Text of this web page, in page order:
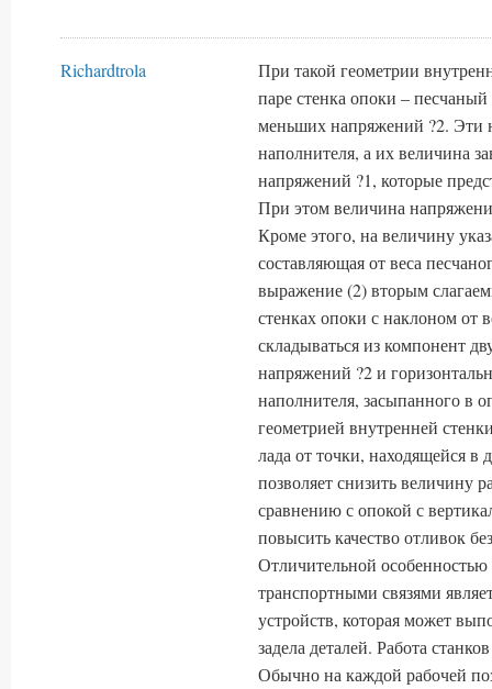
Richardtrola
При такой геометрии
паре стенка опоки –
меньших напряжений ?2. Эти
наполнителя, а их величина
напряжений ?1, которые
При этом величина
Кроме этого, на величину
составляющая от веса
выражение (2) вторым
стенках опоки с наклоном от
складываться из компонент
напряжений ?2 и
наполнителя, засыпанного в
геометрией внутренней
лада от точки, находящейся в
позволяет снизить величину
сравнению с опокой с
повысить качество отливок
Отличительной
транспортными связями
устройств, которая может
задела деталей. Работа
Обычно на каждой рабочей